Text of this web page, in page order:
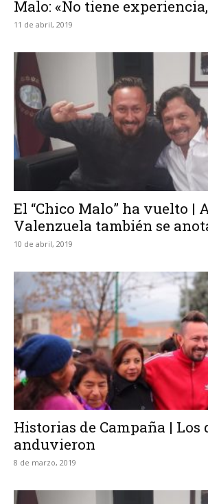
Malo: «No tiene
11 de abril, 2019
El “Chico Malo” ha vuelto |
Valenzuela también se
10 de abril, 2019
Historias de Campaña | Los
anduvieron
8 de marzo, 2019